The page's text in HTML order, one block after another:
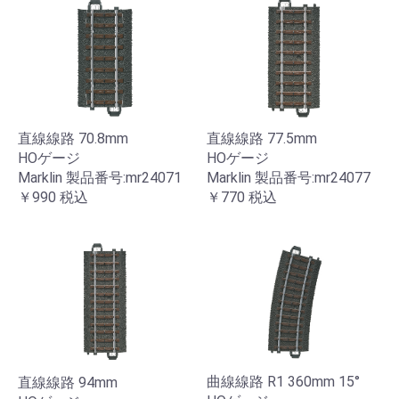
直線線路 70.8mm
HOゲージ
Marklin 製品番号:mr24071
￥990 税込
直線線路 77.5mm
HOゲージ
Marklin 製品番号:mr24077
￥770 税込
直線線路 94mm
曲線線路 R1 360mm 15°